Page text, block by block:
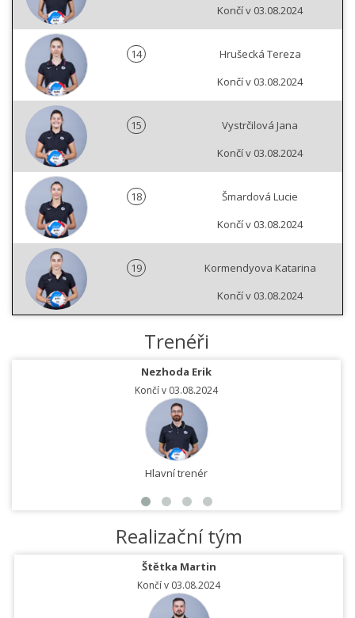
Končí v 03.08.2024
14
Hrušecká Tereza
Končí v 03.08.2024
15
Vystrčilová Jana
Končí v 03.08.2024
18
Šmardová Lucie
Končí v 03.08.2024
19
Kormendyova Katarina
Končí v 03.08.2024
Trenéři
Nezhoda Erik
Končí v 03.08.2024
Hlavní trenér
Realizační tým
Štětka Martin
Končí v 03.08.2024